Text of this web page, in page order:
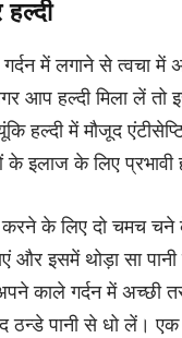
में लगाने से त्वचा में
आप हल्दी मिला लें तो
हल्दी में मौजूद
के इलाज के लिए प्रभावी
करने के लिए दो चमच
और इसमें थोड़ा सा
काले गर्दन में अच्छी
ठन्डे पानी से धो लें।